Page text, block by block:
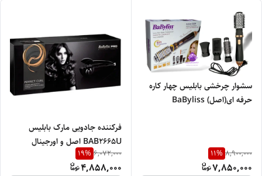
سشوار چرخشی بابلیس چهار کاره
حرفه ای(اصل) BaByliss
8,900,000
11%
7,850,000
فرکننده جادویی مارک بابلیس
BAB2665U اصل و اورجینال
فرانسه دارای سه حالت فر کنند
6,072,000
19%
4,858,000